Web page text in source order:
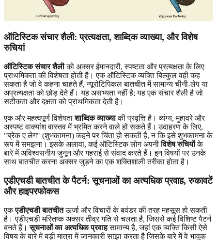
ऑटिस्टिक संचार शैली: प्रत्यक्षता, शाब्दिक व्याख्या, और विशेष
रुचियां
ऑटिस्टिक संचार शैलीको अक्सर ईमानदारी, स्पष्टता और प्रत्यक्षता के लिए
प्राथमिकता की विशेषता होती है। एक ऑटिस्टिक व्यक्ति बिल्कुल वही कह
सकता है जो वे कहना चाहते हैं, न्यूरोटिपिकल बातचीत में सामान्य चीनी-लेप या
अप्रत्यक्षता को छोड़ देते हैं। यह असभ्यता नहीं है; यह एक संचार शैली है जो
सटीकता और दक्षता को प्राथमिकता देती है।
एक और महत्वपूर्ण विशेषताशाब्दिक व्याख्याकी प्रवृत्ति है। व्यंग्य, मुहावरे और
अस्पष्ट वाक्यांश वास्तव में भ्रमित करने वाले हो सकते हैं। उदाहरण के लिए,
"ब्रेक ए लेग" (शुभकामना) कहने पर चिंता हो सकती है, न कि इसे शुभकामना के
रूप में समझना। इसके अलावा, कई ऑटिस्टिक लोग अपनीविशेष रुचियोंके
बारे में अविश्वसनीय जुनून और गहराई से संवाद करते हैं। इन विषयों पर उनके
साथ बातचीत करना अक्सर जुड़ने का एक शक्तिशाली तरीका होता है।
एडीएचडी बातचीत के पैटर्न: सूचनाओं का अत्यधिक प्रवाह, रुकावटें
और हाइपरफोकस
एकएडीएचडी बातचीतऊर्जा और विचारों के बवंडर की तरह महसूस हो सकती
है। एडीएचडी मस्तिष्क अक्सर तीव्र गति से चलता है, जिससे कई विशिष्ट पैटर्न
बनते हैं।सूचनाओं का अत्यधिक प्रवाहसामान्य है, जहां एक व्यक्ति किसी ऐसे
विषय के बारे में बड़ी मात्रा में जानकारी साझा करता है जिसके बारे में वे भावुक